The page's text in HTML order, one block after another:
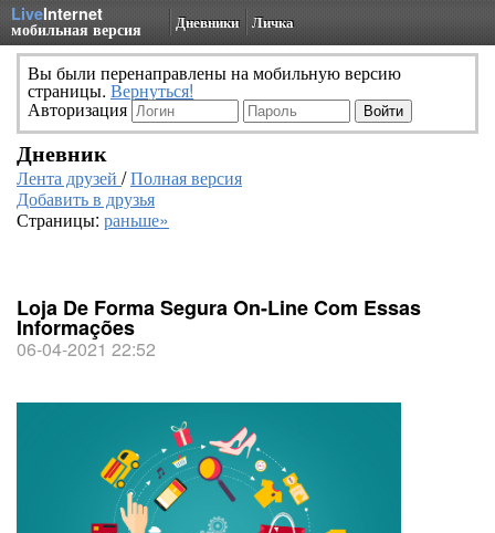
LiveInternet
мобильная версия Дневники Личка
Вы были перенаправлены на мобильную версию
страницы. Вернуться!
Авторизация
Дневник
Лента друзей /Полная версия
Добавить в друзья
Страницы: раньше»
Loja De Forma Segura On-Line Com Essas
Informações
06-04-2021 22:52